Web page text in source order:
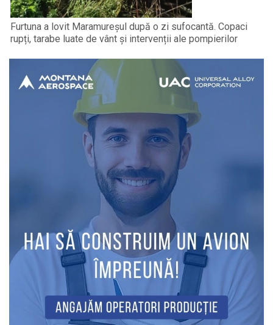
Furtuna a lovit Maramureșul după o zi sufocantă. Copaci
rupți, tarabe luate de vânt și intervenții ale pompierilor